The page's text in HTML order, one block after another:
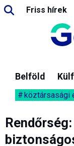
Friss hírek
Belföld
köztársasági